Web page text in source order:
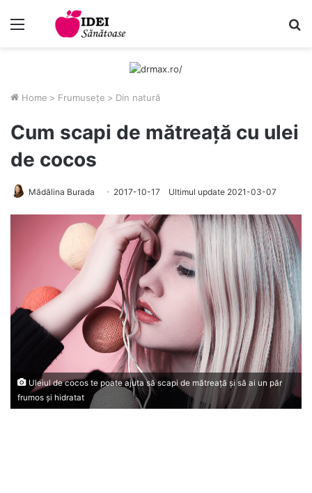
Home > Frumusețe > Din natură
Cum scapi de mătreaţă cu ulei
de cocos
Mădălina Burada 2017-10-17 Ultimul update 2021-03-07
Uleiul de cocos te poate ajuta să scapi de mătreaţă şi să ai un păr
frumos şi hidratat